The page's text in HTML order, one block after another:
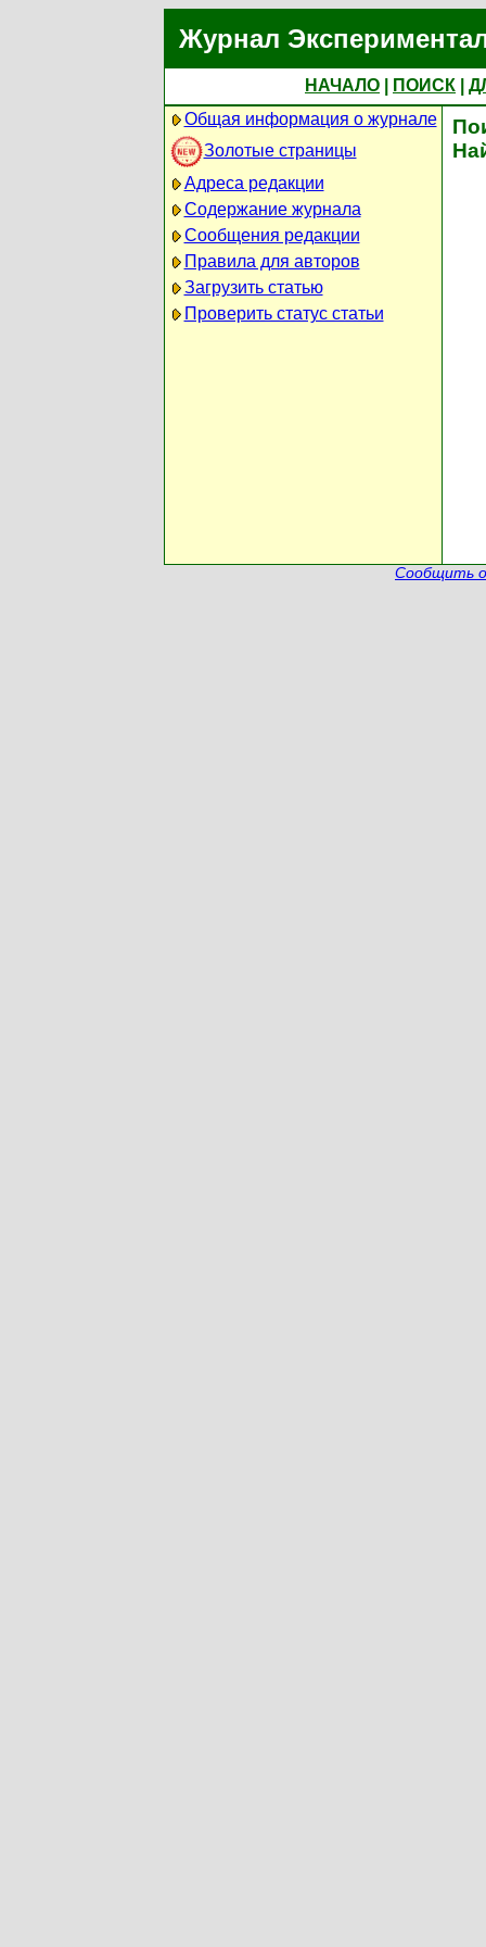
Журнал
НАЧАЛО ПОИСК
Общая информация о журнале
Золотые страницы
Адреса редакции
Содержание журнала
Сообщения редакции
Правила для авторов
Загрузить статью
Проверить статус статьи
Сообщить о